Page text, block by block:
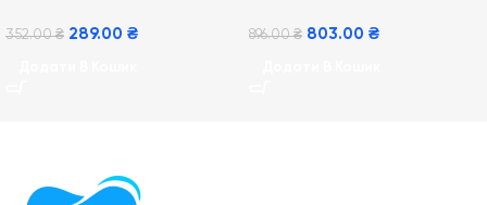
352.00₴ 289.00 ₴ 896.00₴ 803.00 ₴